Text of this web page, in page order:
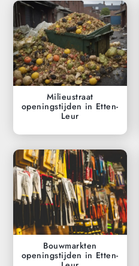
Milieustraat
openingstijden in Etten-
Leur
Bouwmarkten
openingstijden in Etten-